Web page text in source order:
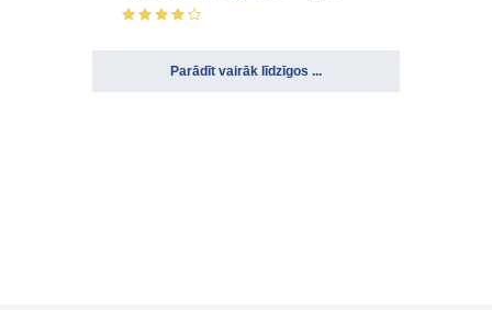
Parādīt vairāk līdzīgos ...